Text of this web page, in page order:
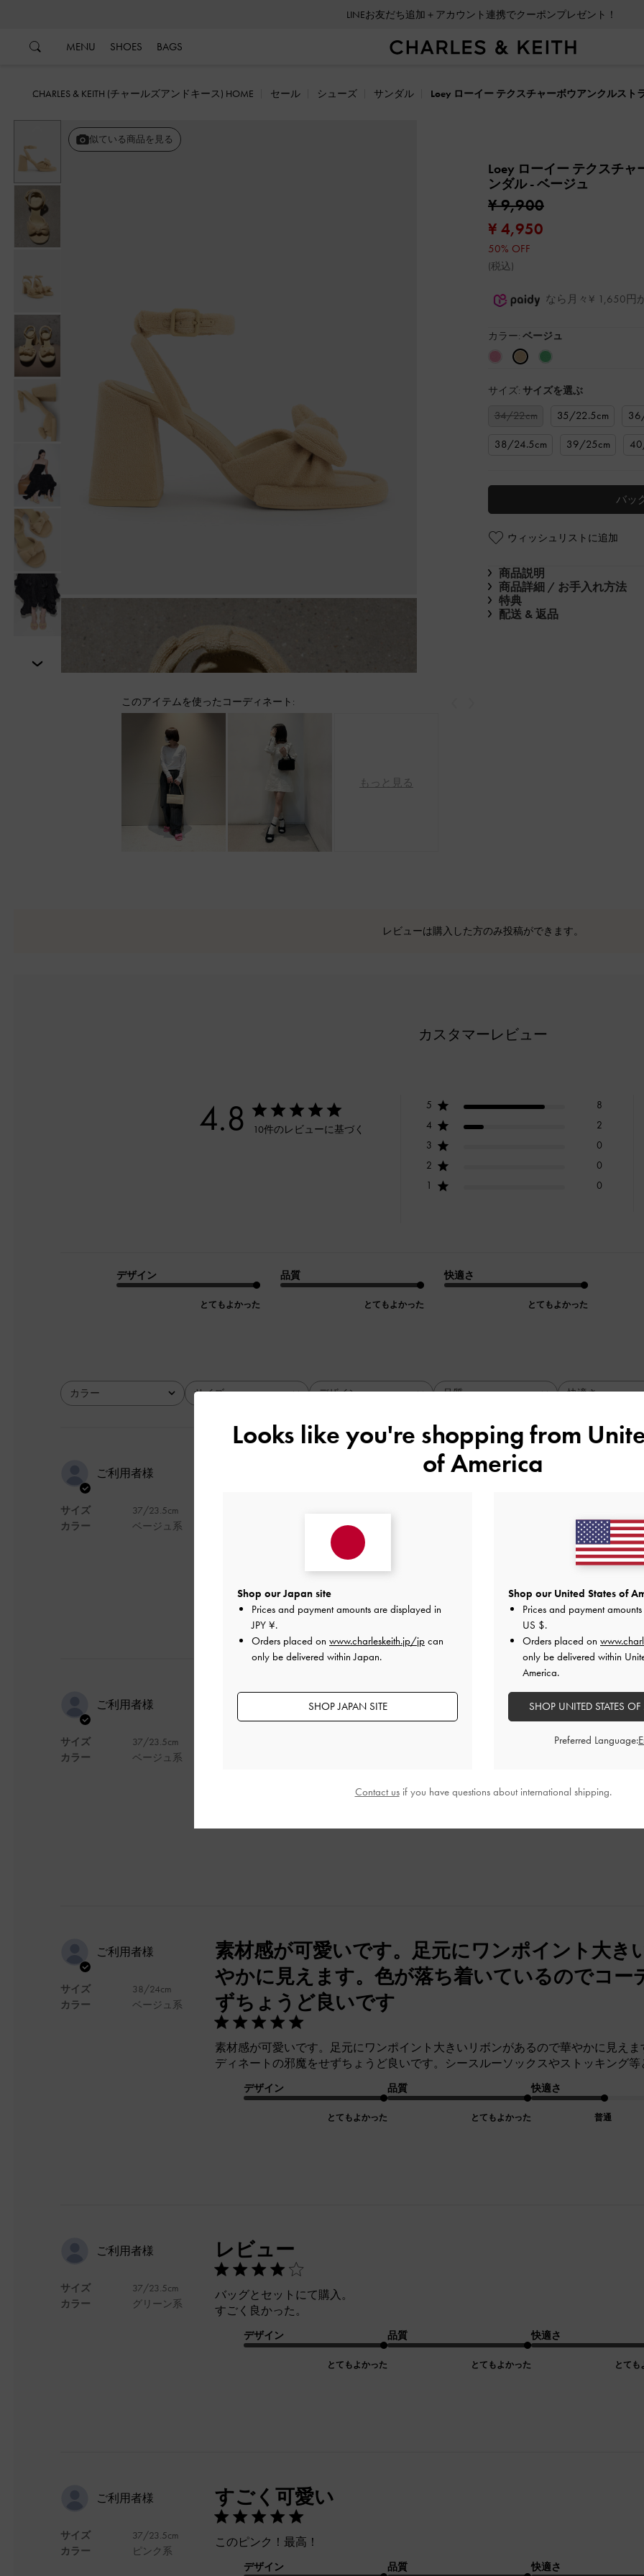
LINEお友だち追加＋アカウント連携でクーポンプレゼント！
MENU SHOES BAGS
CHARLES & KEITH (チャールズアンドキース) HOME セール シューズ サンダル Loey ローイー テクスチャーボウアンクルスト
次
似ている商品を見る
Loey ローイー テクスチ
ンダル- ベージュ
¥ 9,900
¥ 4,950
50% OFF
(税込)
なら月々¥ 1,650円
カラー: ベージュ
サイズ: サイズを選ぶ
34/22cm 35/22.5cm
38/24.5cm
39/25cm
バッ
ウィッシュリストに追加
商品説明
商品詳細 / お手入れ方法
特典
配送 & 返品
このアイテムを使ったコーディネート:
もっと見る
レビューは購入した方のみ投稿ができます。
カスタマーレビュー
4.8 10件のレビューに基づく
5
8
4
2
3
0
2
0
1
0
デザイン
とてもよかった
品質
とてもよかった
快適さ
とてもよかった
カラー
全て サイズ デザイン 品質 快適さ
ご利用者様
サイズ
カラー
37/23.5cm
ベージュ系
とてもよかった
ご利用者様
サイズ
カラー
37/23.5cm
ベージュ系
スタイルup
パンツでもワンピースでもすごく足が長く見えて、美脚効果がすごいです！タオ
品質 快適さ
ご利用者様
サイズ
カラー
38/24cm
ベージュ系
素材感が可愛いです。足元にワンポイント大き
やかに見えます。色が落ち着いているのでコー
ずちょうど良いです
素材感が可愛いです。足元にワンポイント大きいリボンがあるので華やかに見え
ディネートの邪魔をせずちょうど良いです。シースルーソックスやストッキング等
デザイン
とてもよかった
品質
とてもよかった
快適さ
普通
ご利用者様
サイズ
カラー
37/23.5cm
グリーン系
レビュー
バッグとセットにて購入。
すごく良かった。
デザイン
とてもよかった
品質
とてもよかった
快適さ
とても
ご利用者様
サイズ
カラー
37/23.5cm
ピンク系
すごく可愛い
このピンク！最高！
デザイン 品質 快適さ
Looks like you're shopping from
of America
Shop our Japan site
Prices and payment amounts are displayed in
JPY ¥.
Orders placed on www.charleskeith.jp/jp can
only be delivered within Japan.
SHOP JAPAN SITE
Shop our United States of
Prices and payment
US $.
Orders placed on
only be delivered within
America.
SHOP UNITED STATES
Preferred Language:
Contact usif you have questions about international shipping.